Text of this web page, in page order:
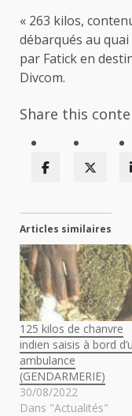
« 263 kilos,
débarqués au
par Fatick en
Divcom.
Share this
Articles similaires
125 kilos de chanvre
indien saisis à bord
ambulance
(GENDARMERIE)
30/08/2022
Dans "Actualités"